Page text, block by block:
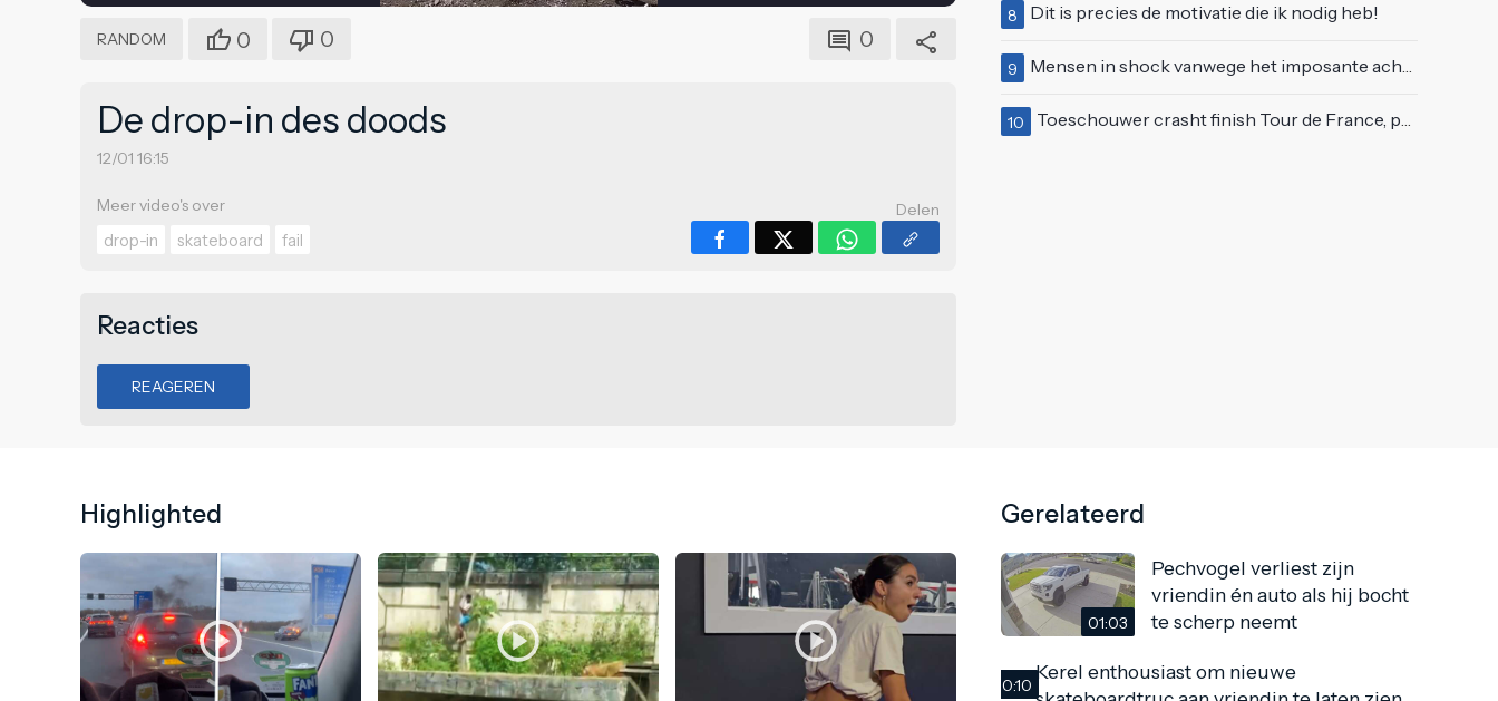
RANDOM 0 0 0
De drop-in des doods
12/01 16:15
Meer video's over
drop-in
skateboard fail
Delen
Reacties
REAGEREN
8 Dit is precies de motivatie die ik nodig heb!
9 Mensen in shock vanwege het imposante achterwerk van Nelly Furtado
10 Toeschouwer crasht finish Tour de France, politie deelt bodycheck uit
Highlighted Gerelateerd
01:03
Pechvogel verliest zijn
vriendin én auto als hij bocht
te scherp neemt
00:10
Kerel enthousiast om nieuwe